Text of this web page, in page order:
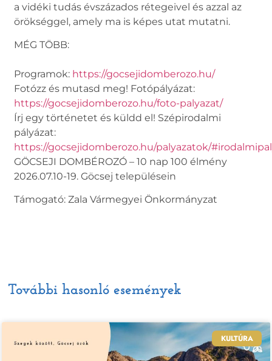
a vidéki tudás évszázados rétegeivel és azzal az
örökséggel, amely ma is képes utat mutatni.
MÉG TÖBB:
Programok: https://gocsejidomberozo.hu/
Fotózz és mutasd meg! Fotópályázat:
https://gocsejidomberozo.hu/foto-palyazat/
Írj egy történetet és küldd el! Szépirodalmi
pályázat:
https://gocsejidomberozo.hu/palyazatok/
GÖCSEJI DOMBÉROZÓ – 10 nap 100 élmény
2026.07.10-19. Göcsej településein
Támogató: Zala Vármegyei Önkormányzat
További hasonló események
KULTÚRA